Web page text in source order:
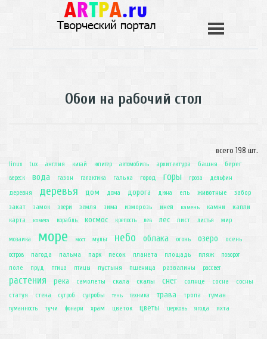
Обои на рабочий стол
всего 198 шт.
linux tux англия китай юпитер автомобиль архитектура башня берег
вереск вода газон галактика галька город горы гроза дельфин
деревня деревья дом дома дорога дюна ель животные забор
закат замок звери земля зима изморозь иней камень камни капли
карта комета корабль космос крепость лев лес лист листья мир
мозаика море мост мульт небо облака огонь озеро осень
остров пагода пальма парк песок планета площадь пляж поворот
поле пруд птица птицы пустыня пшеница развалины рассвет
растения река самолеты скала скалы снег солнце сосна
сосны
статуя
стена сугроб сугробы тень техника трава тропа туман
туманность тучи фонари храм цветок цветы церковь ягода яхта